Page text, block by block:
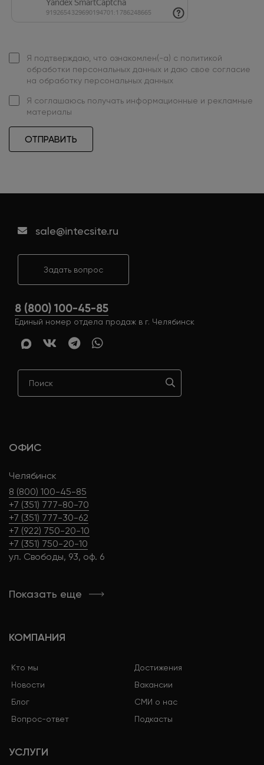
Я подтверждаю, что ознакомлен(-а) с политикой
обработки персональных данных и даю свое согласие
на обработку персональных данных
Я соглашаюсь получать информационные и рекламные
материалы
ОТПРАВИТЬ
sale@intecsite.ru
Задать вопрос
8 (800) 100-45-85
Единый номер отдела продаж в г. Челябинск
ОФИС
Челябинск
8 (800) 100-45-85
+7 (351) 777-80-70
+7 (351) 777-30-62
+7 (922) 750-20-10
+7 (351) 750-20-10
ул. Свободы, 93, оф. 6
Показать еще
КОМПАНИЯ
Кто мы
Достижения
Новости
Вакансии
Блог
СМИ о нас
Вопрос-ответ
Подкасты
УСЛУГИ